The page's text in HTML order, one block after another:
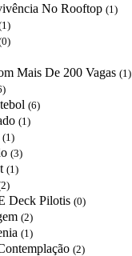
No Rooftop (1)
Mais De 200 Vagas (1)
(6)
(1)
(1)
(3)
(1)
Deck Pilotis (0)
(2)
(1)
(2)